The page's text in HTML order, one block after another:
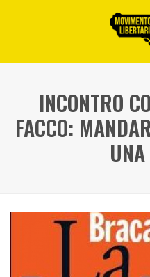
INCONTRO
FACCO: